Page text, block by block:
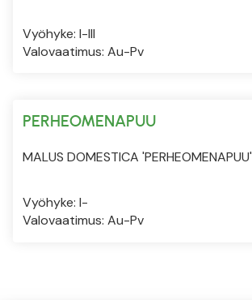
Vyöhyke: I-III
Valovaatimus: Au-Pv
PERHEOMENAPUU
MALUS DOMESTICA 'PERHEOMENAPUU'
Vyöhyke: I-
Valovaatimus: Au-Pv